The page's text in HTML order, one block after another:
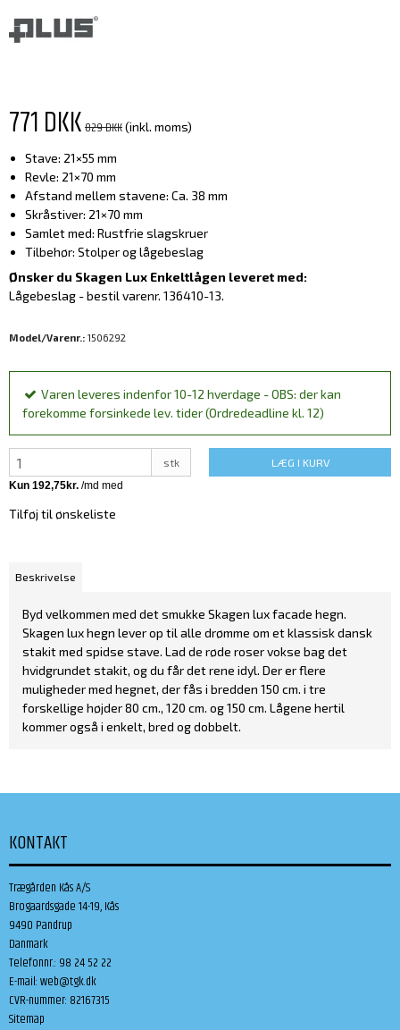
771 DKK829 DKK(inkl. moms)
Stave: 21×55 mm
Revle: 21×70 mm
Afstand mellem stavene: Ca. 38 mm
Skråstiver: 21×70 mm
Samlet med: Rustfrie slagskruer
Tilbehør: Stolper og lågebeslag
Ønsker du Skagen Lux Enkeltlågen leveret med:
Lågebeslag - bestil varenr. 136410-13.
Model/Varenr.: 1506292
Varen leveres indenfor 10-12 hverdage - OBS: der kan
forekomme forsinkede lev. tider (Ordredeadline kl. 12)
stk LÆG I KURV
Tilføj til ønskeliste
Beskrivelse
Byd velkommen med det smukke Skagen lux facade hegn.
Skagen lux hegn lever op til alle drømme om et klassisk dansk
stakit med spidse stave. Lad de røde roser vokse bag det
hvidgrundet stakit, og du får det rene idyl. Der er flere
muligheder med hegnet, der fås i bredden 150 cm. i tre
forskellige højder 80 cm., 120 cm. og 150 cm. Lågene hertil
kommer også i enkelt, bred og dobbelt.
KONTAKT
Trægården Kås A/S
Brogaardsgade 14-19, Kås
9490 Pandrup
Danmark
Telefonnr.: 98 24 52 22
E-mail:web@tgk.dk
CVR-nummer: 82167315
Sitemap